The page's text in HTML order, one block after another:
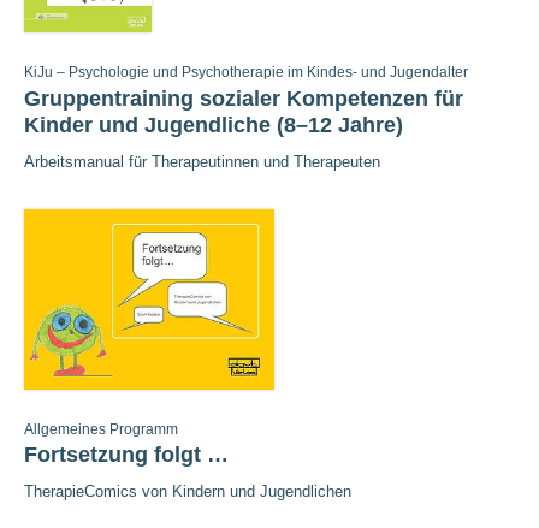
KiJu – Psychologie und Psychotherapie im Kindes- und Jugendalter
Gruppentraining sozialer Kompetenzen für
Kinder und Jugendliche (8–12 Jahre)
Arbeitsmanual für Therapeutinnen und Therapeuten
Allgemeines Programm
Fortsetzung folgt …
TherapieComics von Kindern und Jugendlichen